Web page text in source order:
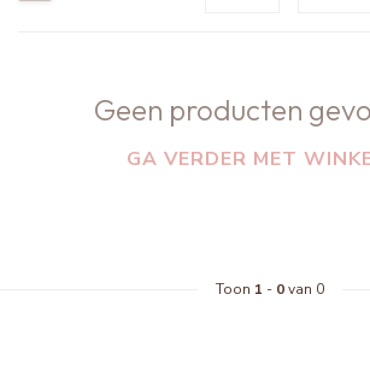
Geen producten
GA VERDER MET
Toon 1 - 0van 0